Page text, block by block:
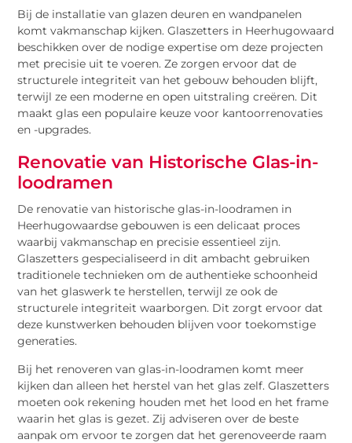
Bij de installatie van glazen deuren en wandpanelen
komt vakmanschap kijken. Glaszetters in Heerhugowaard
beschikken over de nodige expertise om deze projecten
met precisie uit te voeren. Ze zorgen ervoor dat de
structurele integriteit van het gebouw behouden blijft,
terwijl ze een moderne en open uitstraling creëren. Dit
maakt glas een populaire keuze voor kantoorrenovaties
en -upgrades.
Renovatie van Historische Glas-in-
loodramen
De renovatie van historische glas-in-loodramen in
Heerhugowaardse gebouwen is een delicaat proces
waarbij vakmanschap en precisie essentieel zijn.
Glaszetters gespecialiseerd in dit ambacht gebruiken
traditionele technieken om de authentieke schoonheid
van het glaswerk te herstellen, terwijl ze ook de
structurele integriteit waarborgen. Dit zorgt ervoor dat
deze kunstwerken behouden blijven voor toekomstige
generaties.
Bij het renoveren van glas-in-loodramen komt meer
kijken dan alleen het herstel van het glas zelf. Glaszetters
moeten ook rekening houden met het lood en het frame
waarin het glas is gezet. Zij adviseren over de beste
aanpak om ervoor te zorgen dat het gerenoveerde raam